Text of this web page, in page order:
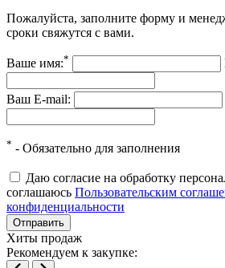
Пожалуйста, заполните форму и
сроки свяжутся с вами.
Ваше имя:*
Ваш E-mail:
* - Обязательно для заполнения
Даю согласие на обработку
соглашаюсь Пользовательским
конфиденциальности
Отправить
Хиты продаж
Рекомендуем к закупке: